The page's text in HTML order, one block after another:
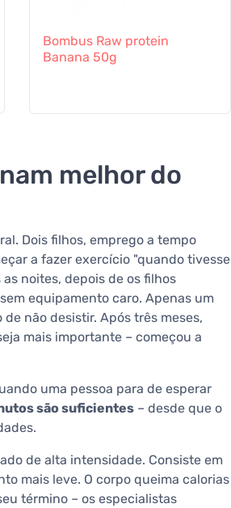
Bombus Raw protein
Banana 50g
melhor do
Dois filhos, emprego a tempo
a fazer exercício "quando tivesse
noites, depois de os filhos
equipamento caro. Apenas um
não desistir. Após três meses,
mais importante – começou a
uma pessoa para de esperar
são suficientes – desde que o
de alta intensidade. Consiste em
mais leve. O corpo queima calorias
término – os especialistas